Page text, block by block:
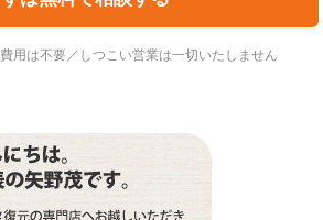
用は不要／しつこい営業は一切いたしません